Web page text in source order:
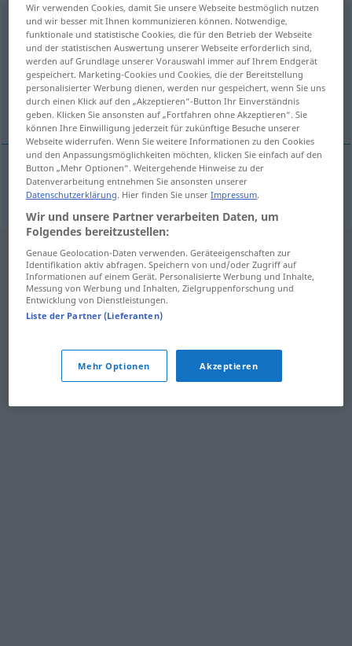
trhavinaf
Übersicht aller Übersetzungen
(Für mehr Details die Übersetzung anklicken/antippen)
Sprengstoff
Sprengstoffm trhavina
Wir verwenden Cookies, damit Sie unsere Webseite bestmöglich nutzen
und wir besser mit Ihnen kommunizieren können. Notwendige,
funktionale und statistische Cookies, die für den Betrieb der Webseite
und der statistischen Auswertung unserer Webseite erforderlich sind,
werden auf Grundlage unserer Vorauswahl immer auf Ihrem Endgerät
gespeichert. Marketing-Cookies und Cookies, die der Bereitstellung
personalisierter Werbung dienen, werden nur gespeichert, wenn Sie uns
durch einen Klick auf den „Akzeptieren“-Button Ihr Einverständnis
geben. Klicken Sie ansonsten auf „Fortfahren ohne Akzeptieren“. Sie
können Ihre Einwilligung jederzeit für zukünftige Besuche unserer
Webseite widerrufen. Wenn Sie weitere Informationen zu den Cookies
und den Anpassungsmöglichkeiten möchten, klicken Sie einfach auf den
Button „Mehr Optionen“. Weitergehende Hinweise zu der
Datenverarbeitung entnehmen Sie ansonsten unserer
Datenschutzerklärung. Hier finden Sie unserImpressum.
Wir und unsere Partner verarbeiten Daten, um
Folgendes bereitzustellen:
Genaue Geolocation-Daten verwenden. Geräteeigenschaften zur
Identifikation aktiv abfragen. Speichern von und/oder Zugriff auf
Informationen auf einem Gerät. Personalisierte Werbung und Inhalte,
Messung von Werbung und Inhalten, Zielgruppenforschung und
Entwicklung von Dienstleistungen.
Liste der Partner (Lieferanten)
Mehr Optionen Akzeptieren